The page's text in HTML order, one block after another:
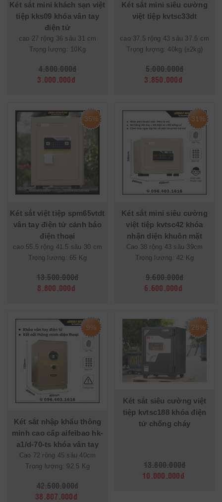
Két sắt mini khách sạn việt
tiệp kks09 khóa vân tay
điện tử
cao 27 rộng 36 sâu 31 cm
Trọng lượng: 10Kg
4.800.000đ
3.000.000đ
Két sắt mini siêu cường
việt tiệp kvtsc33dt
cao 37.5 rộng 43 sâu 37.5 cm
Trọng lượng: 40kg (±2kg)
5.000.000đ
3.850.000đ
35%
Két sắt việt tiệp spm65vtdt
vân tay điện tử cảnh báo
điện thoại
cao 55.5 rộng 41.5 sâu 30 cm
Trọng lượng: 65 Kg
13.500.000đ
8.800.000đ
31%
Két sắt mini siêu cường
việt tiệp kvtsc42 khóa
nhận diện khuôn mặt
Cao 38 rộng 43 sâu 39cm
Trọng lượng: 42 Kg
9.600.000đ
6.600.000đ
9%
Két sắt nhập khẩu thông
minh cao cấp aifeibao hk-
a1/d-70-ts khóa vân tay
điện tử
Cao 72 rộng 45 sâu 40cm
Trọng lượng: 92.5 Kg
42.500.000đ
38.807.000đ
28%
Két sắt siêu cường việt
tiệp kvtsc188 khóa điện
tử chống cháy
13.800.000đ
10.000.000đ